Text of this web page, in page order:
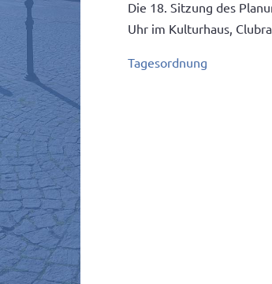
Die 18. Sitzung des
Uhr im Kulturhaus,
Tagesordnung